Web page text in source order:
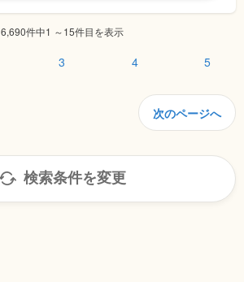
6,690件中1 ～15件目を表示
3 4 5
次のページへ
検索条件を変更